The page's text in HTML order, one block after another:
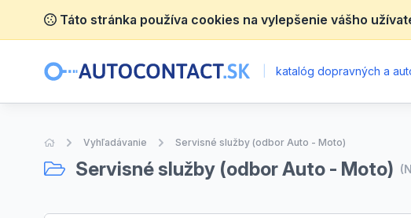
Táto stránka používa cookies na vylepšenie vášho
katalóg dopravných a
Úvodná stránka
Vyhľadávanie Servisné služby (odbor Auto - Moto)
Servisné služby (odbor Auto - Moto)